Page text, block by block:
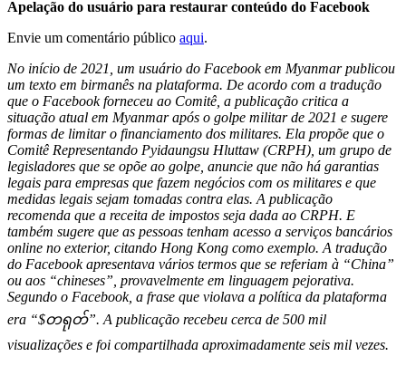
Apelação do usuário para restaurar conteúdo do Facebook
Envie um comentário público aqui.
No início de 2021, um usuário do Facebook em Myanmar publicou
um texto em birmanês na plataforma. De acordo com a tradução
que o Facebook forneceu ao Comitê, a publicação critica a
situação atual em Myanmar após o golpe militar de 2021 e sugere
formas de limitar o financiamento dos militares. Ela propõe que o
Comitê Representando Pyidaungsu Hluttaw (CRPH), um grupo de
legisladores que se opõe ao golpe, anuncie que não há garantias
legais para empresas que fazem negócios com os militares e que
medidas legais sejam tomadas contra elas. A publicação
recomenda que a receita de impostos seja dada ao CRPH. E
também sugere que as pessoas tenham acesso a serviços bancários
online no exterior, citando Hong Kong como exemplo. A tradução
do Facebook apresentava vários termos que se referiam à “China”
ou aos “chineses”, provavelmente em linguagem pejorativa.
Segundo o Facebook, a frase que violava a política da plataforma
era “$တရုတ်”. A publicação recebeu cerca de 500 mil
visualizações e foi compartilhada aproximadamente seis mil vezes.